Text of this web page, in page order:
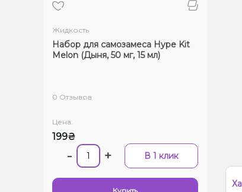
Жидкость
Набор для самозамеса Hype Kit
Melon (Дыня, 50 мг, 15 мл)
0 Отзывов
Цена:
199₴
- + В 1 клик
Купить